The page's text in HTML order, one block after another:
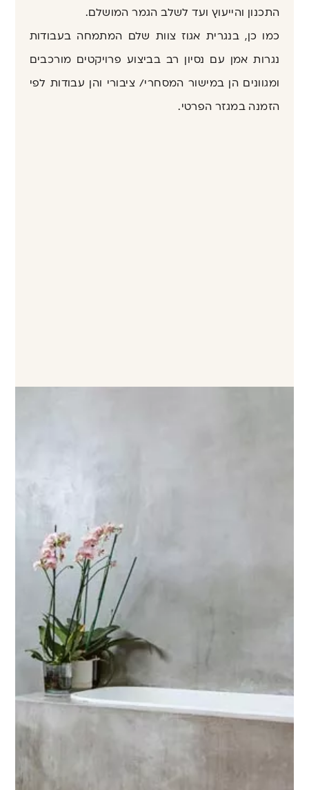
התכנון והייעוץ ועד לשלב הגמר המושלם.
כמו כן, בנגרית אגוז צוות שלם המתמחה בעבודות
נגרות אמן עם נסיון רב בביצוע פרויקטים מורכבים
ומגוונים הן במישור המסחרי/ ציבורי והן עבודות לפי
הזמנה במגזר הפרטי.